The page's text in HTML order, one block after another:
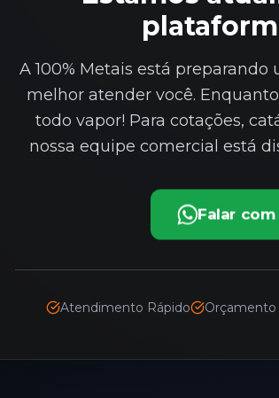
A 100% Metais está
melhor atender você.
todo vapor! Para cotações,
nossa equipe comercial está
Falar
Atendimento Rápido Orçamento